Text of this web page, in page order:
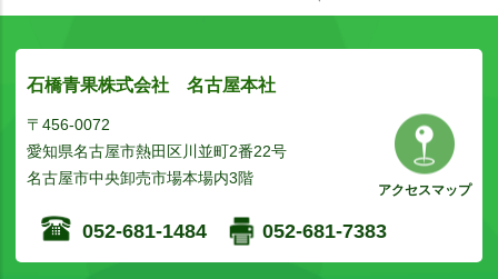
石橋青果株式会社 名古屋本社
〒456-0072
愛知県名古屋市熱田区川並町2番22号
名古屋市中央卸売市場本場内3階
アクセスマップ
052-681-1484 052-681-7383